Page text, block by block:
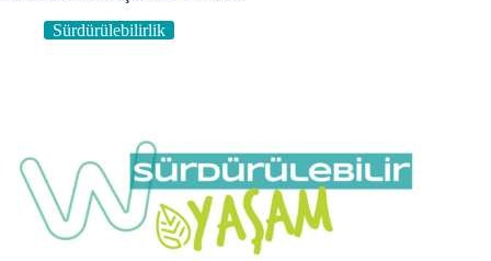
Sürdürülebilirlik